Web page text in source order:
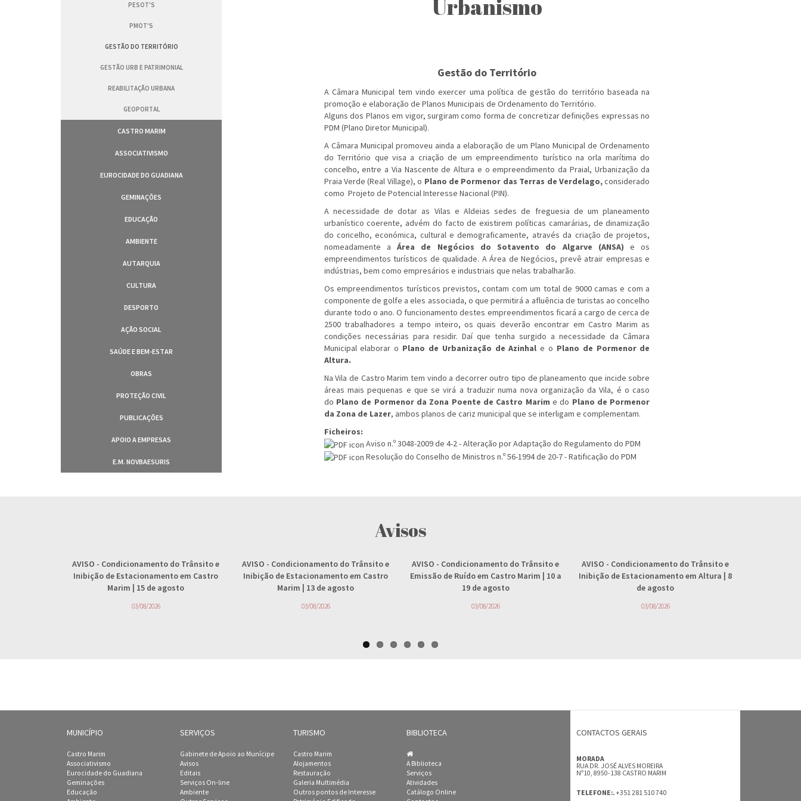
PESOT'S
PMOT'S
GESTÃO DO TERRITÓRIO
GESTÃO URB E PATRIMONIAL
REABILITAÇÃO URBANA
GEOPORTAL
CASTRO MARIM
ASSOCIATIVISMO
EUROCIDADE DO GUADIANA
GEMINAÇÕES
EDUCAÇÃO
AMBIENTE
AUTARQUIA
CULTURA
DESPORTO
AÇÃO SOCIAL
SAÚDE E BEM-ESTAR
OBRAS
PROTEÇÃO CIVIL
PUBLICAÇÕES
APOIO A EMPRESAS
E.M. NOVBAESURIS
Urbanismo
Gestão do Território
A Câmara Municipal tem vindo exercer uma política de gestão do território baseada na
promoção e elaboração de Planos Municipais de Ordenamento do Território.
Alguns dos Planos em vigor, surgiram como forma de concretizar definições expressas no
PDM (Plano Diretor Municipal).
A Câmara Municipal promoveu ainda a elaboração de um Plano Municipal de Ordenamento
do Território que visa a criação de um empreendimento turístico na orla marítima do
concelho, entre a Via Nascente de Altura e o empreendimento da Praial, Urbanização da
Praia Verde (Real Village), o Plano de Pormenor das Terras de Verdelago,considerado
como Projeto de Potencial Interesse Nacional (PIN).
A necessidade de dotar as Vilas e Aldeias sedes de freguesia de um planeamento
urbanístico coerente, advém do facto de existirem políticas camarárias, de dinamização
do concelho, económica, cultural e demograficamente, através da criação de projetos,
nomeadamente aÁrea de Negócios do Sotavento do Algarve (ANSA)e os
empreendimentos turísticos de qualidade. A Área de Negócios, prevê atrair empresas e
indústrias, bem como empresários e industriais que nelas trabalharão.
Os empreendimentos turísticos previstos, contam com um total de 9000 camas e com a
componente de golfe a eles associada, o que permitirá a afluência de turistas ao concelho
durante todo o ano. O funcionamento destes empreendimentos ficará a cargo de cerca de
2500 trabalhadores a tempo inteiro, os quais deverão encontrar em Castro Marim as
condições necessárias para residir. Daí que tenha surgido a necessidade da Câmara
Municipal elaborar o Plano de Urbanização de Azinhal e o Plano de Pormenor de
Altura.
Na Vila de Castro Marim tem vindo a decorrer outro tipo de planeamento que incide sobre
áreas mais pequenas e que se virá a traduzir numa nova organização da Vila, é o caso
do Plano de Pormenor da Zona Poente de Castro Marim e do Plano de Pormenor
da Zona de Lazer, ambos planos de cariz municipal que se interligam e complementam.
Ficheiros:
Aviso n.º 3048-2009 de 4-2 - Alteração por Adaptação do Regulamento do PDM
Resolução do Conselho de Ministros n.º 56-1994 de 20-7 - Ratificação do PDM
Avisos
AVISO - Condicionamento do Trânsito e
Inibição de Estacionamento em Castro
Marim | 15 de agosto
03/08/2026
AVISO - Condicionamento do Trânsito e
Inibição de Estacionamento em Castro
Marim | 13 de agosto
03/08/2026
AVISO - Condicionamento do Trânsito e
Emissão de Ruído em Castro Marim | 10 a
19 de agosto
03/08/2026
AVISO - Condicionamento do Trânsito e
Inibição de Estacionamento em Altura | 8
de agosto
03/08/2026
MUNICÍPIO
Castro Marim
Associativismo
Eurocidade do Guadiana
Geminações
Educação
SERVIÇOS
Gabinete de Apoio ao Munícipe
Avisos
Editais
Serviços On-line
Ambiente
TURISMO
Castro Marim
Alojamentos
Restauração
Galeria Multimédia
Outros pontos de Interesse
BIBLIOTECA
A Biblioteca
Serviços
Atividades
Catálogo Online
CONTACTOS GERAIS
MORADA
RUA DR. JOSÉ ALVES MOREIRA
Nº10, 8950-138 CASTRO MARIM
TELEFONE:.+351 281 510 740